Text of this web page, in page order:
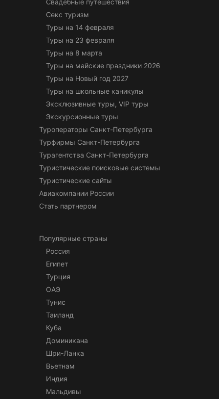
Секс туризм
Туры на 14 февраля
Туры на 23 февраля
Туры на 8 марта
Туры на майские праздники 2026
Туры на Новый год 2027
Туры на школьные каникулы
Эксклюзивные туры, VIP туры
Экскурсионные туры
Туроператоры Санкт-Петербурга
Турфирмы Санкт-Петербурга
Турагентства Санкт-Петербурга
Туристические поисковые системы
Туристические сайты
Авиакомпании России
Стать партнером
Популярные страны
Россия
Египет
Турция
ОАЭ
Тунис
Таиланд
Куба
Доминикана
Шри-Ланка
Вьетнам
Индия
Мальдивы